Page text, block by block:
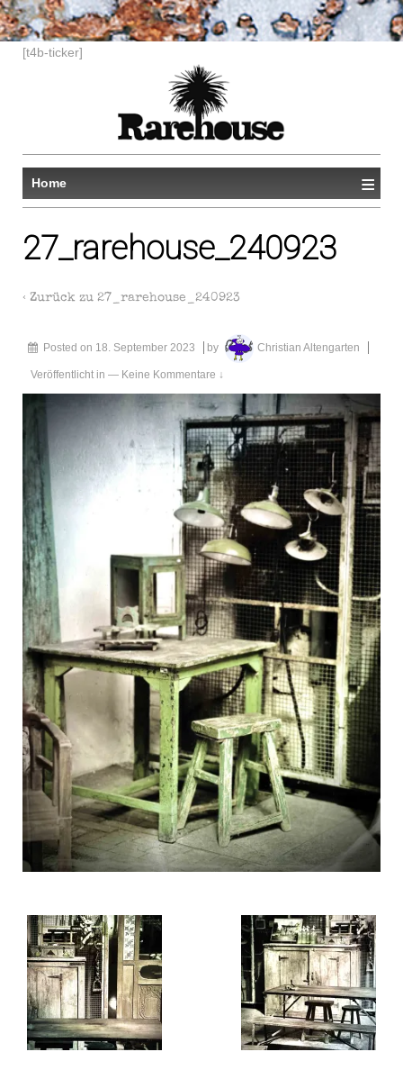
[t4b-ticker]
Home ≡
27_rarehouse_240923
‹ Zurück zu 27_rarehouse_240923
Posted on 18. September 2023 by Christian Altengarten
Veröffentlicht in — Keine Kommentare ↓